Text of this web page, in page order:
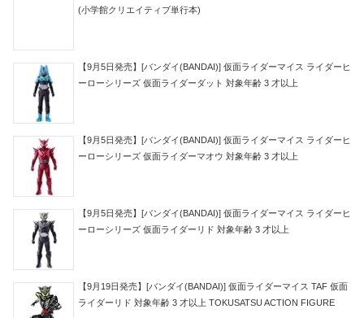
(小学館クリエイティブ単行本)
【9月5日発売】[バンダイ(BANDAI)] 仮面ライダーマイス ライダーヒ
ーローシリーズ 仮面ライダーダット 対象年齢 3 才以上
【9月5日発売】[バンダイ(BANDAI)] 仮面ライダーマイス ライダーヒ
ーローシリーズ 仮面ライダーマオウ 対象年齢 3 才以上
【9月5日発売】[バンダイ(BANDAI)] 仮面ライダーマイス ライダーヒ
ーローシリーズ 仮面ライダーリド 対象年齢 3 才以上
【9月19日発売】[バンダイ(BANDAI)] 仮面ライダーマイス TAF 仮面
ライダーリド 対象年齢 3 才以上 TOKUSATSU ACTION FIGURE